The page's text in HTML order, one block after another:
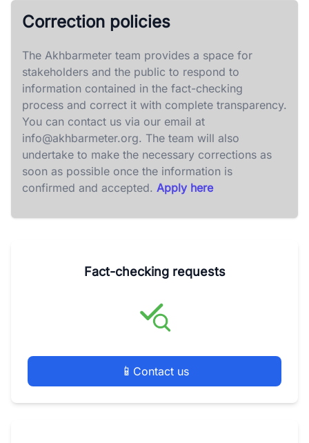
Correction policies
The Akhbarmeter team provides a space for
stakeholders and the public to respond to
information contained in the fact-checking
process and correct it with complete transparency.
You can contact us via our email at
info@akhbarmeter.org. The team will also
undertake to make the necessary corrections as
soon as possible once the information is
confirmed and accepted. Apply here
Fact-checking requests
📱 Contact us